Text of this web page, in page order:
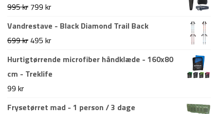
995kr Den
oprindelige
pris
995 kr.
799 krDen
aktuelle
799 kr.
Vandrestave - Black Diamond Trail Back
699kr Den
oprindelige
pris
495 krDen
aktuelle
Hurtigtørrende microfiber håndklæde - 160x80
cm - Treklife
99 kr
Frysetørret mad - 1 person / 3 dage